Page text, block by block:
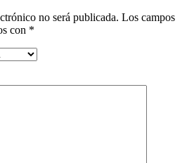
no será publicada. Los campos
con *